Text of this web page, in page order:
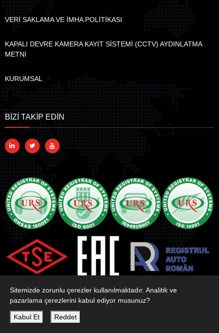
VERİ SAKLAMA VE İMHA POLİTİKASI
KAPALI DEVRE KAMERA KAYIT SİSTEMİ (CCTV) AYDINLATMA
METNİ
KURUMSAL
BİZİ TAKİP EDİN
Copyright © 2020 Bando Türkiye. Tüm Hakları Saklıdır
Renkli Kare
Sitemizde zorunlu çerezler kullanılmaktadır. Analitik ve
pazarlama çerezlerini kabul ediyor musunuz?
Kabul Et Reddet